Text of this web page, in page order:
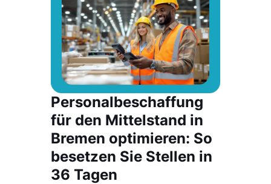
Personalbeschaffung
für den Mittelstand in
Bremen optimieren: So
besetzen Sie Stellen in
36 Tagen